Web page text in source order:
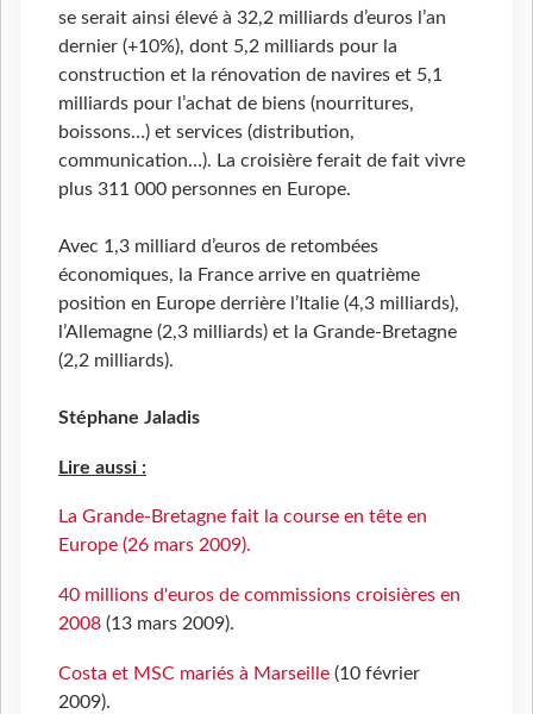
se serait ainsi élevé à 32,2 milliards d’euros l’an
dernier (+10%), dont 5,2 milliards pour la
construction et la rénovation de navires et 5,1
milliards pour l’achat de biens (nourritures,
boissons…) et services (distribution,
communication…). La croisière ferait de fait vivre
plus 311 000 personnes en Europe.
Avec 1,3 milliard d’euros de retombées
économiques, la France arrive en quatrième
position en Europe derrière l’Italie (4,3 milliards),
l’Allemagne (2,3 milliards) et la Grande-Bretagne
(2,2 milliards).
Stéphane Jaladis
Lire aussi :
La Grande-Bretagne fait la course en tête en
Europe (26 mars 2009).
40 millions d'euros de commissions croisières en
2008 (13 mars 2009).
Costa et MSC mariés à Marseille (10 février
2009).